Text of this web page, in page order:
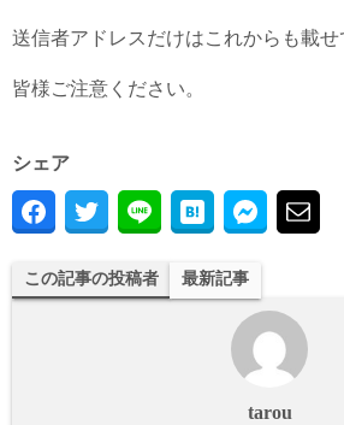
送信者アドレスだけはこれからも載せ
皆様ご注意ください。
シェア
この記事の投稿者 最新記事
tarou